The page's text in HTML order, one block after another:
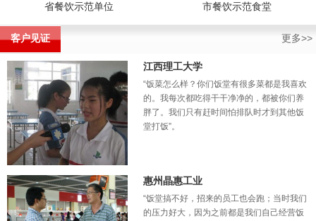
省餐饮示范单位 市餐饮示范食堂
客户见证 更多>>
江西理工大学
“饭菜怎么样？你们饭堂有很多菜都是我喜欢
的。我每次都吃得干干净净的，都被你们养
胖了。我们只有赶时间怕排队时才到其他饭
堂打饭”。
惠州晶惠工业
“饭堂搞不好，招来的员工也会跑；当时我们
的压力好大，因为之前都是我们自己经营饭